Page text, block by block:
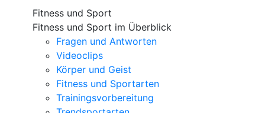
Fitness und Sport
Fitness und Sport im Überblick
Fragen und Antworten
Videoclips
Körper und Geist
Fitness und Sportarten
Trainingsvorbereitung